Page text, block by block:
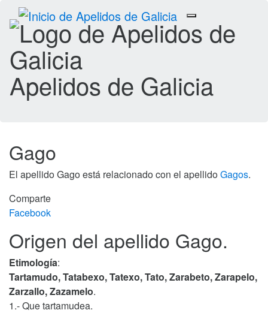
Toggle
navigation
Apelidos de Galicia
Gago
El apellido Gago está relacionado con el apellidoGagos.
Comparte
Facebook
Origen del apellido Gago.
Etimología:
Tartamudo, Tatabexo, Tatexo, Tato, Zarabeto, Zarapelo,
Zarzallo, Zazamelo.
1.- Que tartamudea.